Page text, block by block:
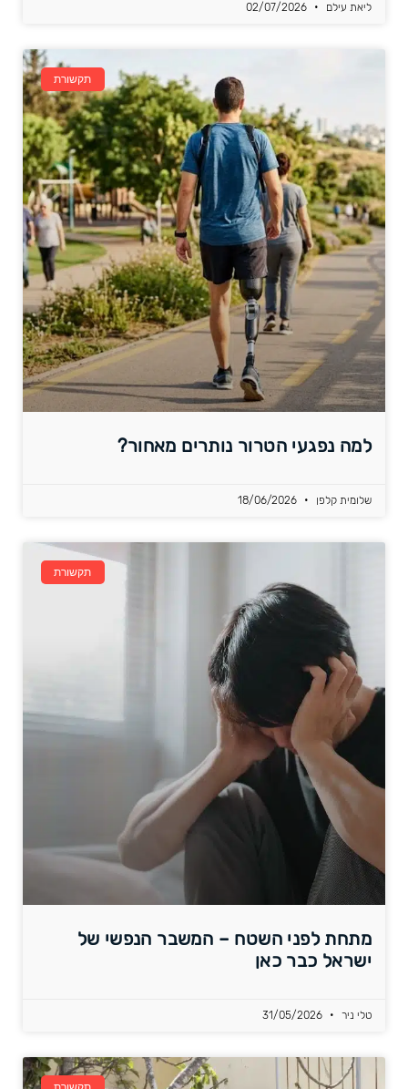
ליאת עילם
תקשורת
למה נפגעי הטרור נותרים מאחור?
שלומית קלפן
תקשורת
מתחת לפני השטח – המשבר הנפשי של
ישראל כבר כאן
טלי ניר